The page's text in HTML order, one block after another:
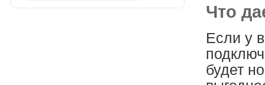
Что
Если у
будет